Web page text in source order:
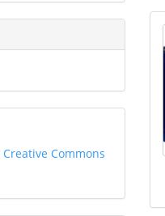
Creative Commons